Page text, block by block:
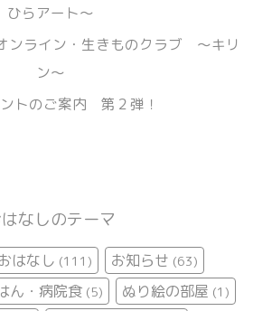
ひらアート〜
ンライン・生きものクラブ 〜キリ
ン〜
トのご案内 第２弾！
なしのテーマ
はなし (111) お知らせ (63)
ん・病院食(5) ぬり絵の部屋 (1)